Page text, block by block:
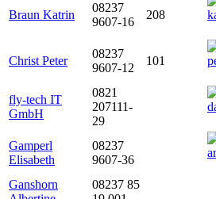
Braun Katrin
08237
9607-16
208
Christ Peter
08237
9607-12
101
fly-tech IT
GmbH
0821
207111-
29
Gamperl
Elisabeth
08237
9607-36
Ganshorn
08237 85